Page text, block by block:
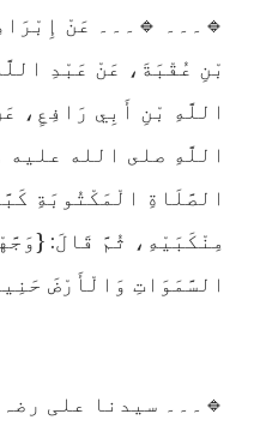
🔹۔۔۔ 🔹۔۔۔ عَنْ
بْنِ عُقْبَةَ، عَنْ عَبْدِ
اللَّهِ بْنِ أَبِي رَافِعٍ،
اللَّهِ صلى الله
الصَّلَاةِ الْمَكْتُوبَةِ
مِنْكَبَيْهِ، ثُمَّ قَالَ:
السَّمَوَاتِ وَالْأَرْضَ
🔹۔۔۔ سیدنا علی